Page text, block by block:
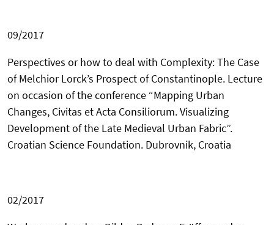
09/2017
Perspectives or how to deal with Complexity: The Case
of Melchior Lorck’s Prospect of Constantinople. Lecture
on occasion of the conference “Mapping Urban
Changes, Civitas et Acta Consiliorum. Visualizing
Development of the Late Medieval Urban Fabric”.
Croatian Science Foundation. Dubrovnik, Croatia
02/2017